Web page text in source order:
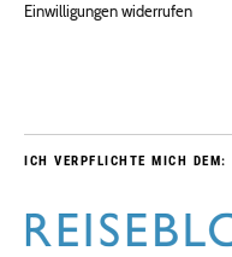
Einwilligungen widerrufen
ICH VERPFLICHTE MICH DEM: